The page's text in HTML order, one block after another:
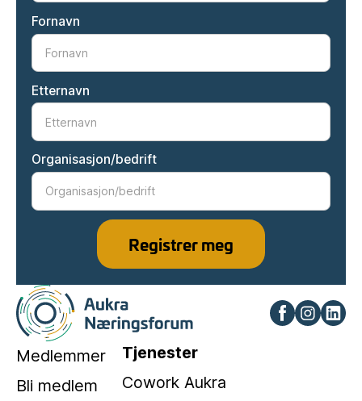
Fornavn
Etternavn
Organisasjon/bedrift
Medlemmer
Bli medlem
Tjenester
Cowork Aukra